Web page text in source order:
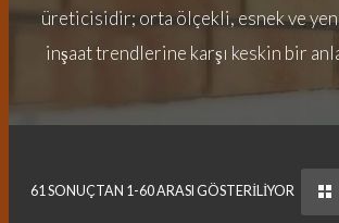
üreticisidir; orta ölçekli, esnek ve
inşaat trendlerine karşı keskin bir
61 SONUÇTAN 1-60 ARASI GÖSTERILIYOR